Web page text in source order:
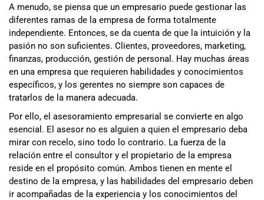
A menudo, se piensa que un empresario puede gestionar las
diferentes ramas de la empresa de forma totalmente
independiente. Entonces, se da cuenta de que la intuición y la
pasión no son suficientes. Clientes, proveedores, marketing,
finanzas, producción, gestión de personal. Hay muchas áreas
en una empresa que requieren habilidades y conocimientos
específicos, y los gerentes no siempre son capaces de
tratarlos de la manera adecuada.
Por ello, el asesoramiento empresarial se convierte en algo
esencial. El asesor no es alguien a quien el empresario deba
mirar con recelo, sino todo lo contrario. La fuerza de la
relación entre el consultor y el propietario de la empresa
reside en el propósito común. Ambos tienen en mente el
destino de la empresa, y las habilidades del empresario deben
ir acompañadas de la experiencia y los conocimientos del